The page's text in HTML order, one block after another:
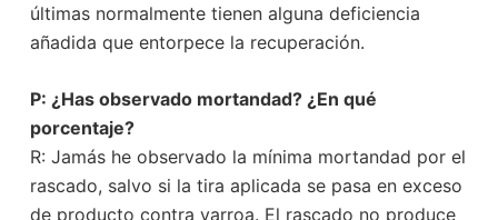
últimas normalmente tienen alguna deficiencia
añadida que entorpece la recuperación.
P: ¿Has observado mortandad? ¿En qué
porcentaje?
R: Jamás he observado la mínima mortandad por el
rascado, salvo si la tira aplicada se pasa en exceso
de producto contra varroa. El rascado no produce